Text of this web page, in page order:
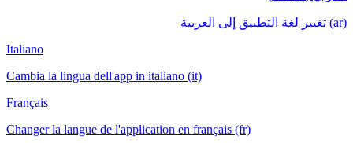
(ar) تغيير لغة التطبيق إلى العربية
Italiano
Cambia la lingua dell'app in italiano (it)
Français
Changer la langue de l'application en français (fr)